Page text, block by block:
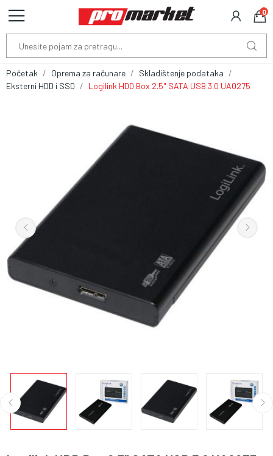
0
Početak Oprema za računare
Skladištenje podataka
Eksterni HDD i SSD
Logilink HDD Box 2.5" SATA USB 3.0 UA0275